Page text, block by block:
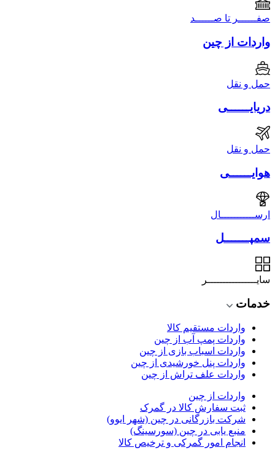
صفــــــر تا صــــــد
واردات از چین
حمل و نقل
دریایــــــی
حمل و نقل
هوایــــــی
ارســـــــــــال
سمپـــــــل
سایــــــــــــــــر
خدمات
واردات مستقیم کالا
واردات پمپ آب از چین
واردات اسباب بازی از چین
واردات پنل خورشیدی از چین
واردات علف تراش از چین
واردات از چین
ثبت سفارش کالا در گمرک
شرکت بازرگانی در چین (شهر ایوو)
منبع یابی در چین (سورسینگ)
انجام امور گمرکی و ترخیص کالا